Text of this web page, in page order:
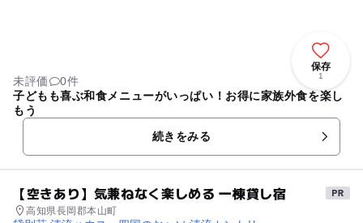
保存
1
未評価
0件
子どもも喜ぶ和食メニューがいっぱい！お得に家族外食を楽し
もう
続きをみる
【空きあり】気兼ねなく楽しめる 一棟貸し宿
高知県長岡郡本山町